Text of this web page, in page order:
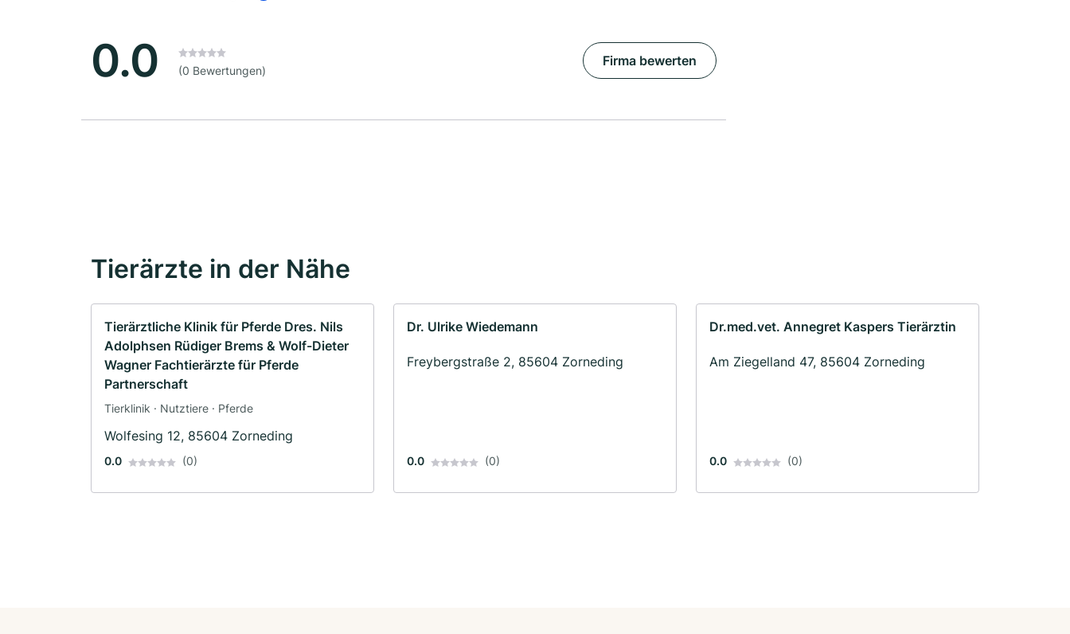
0.0 (0 Bewertungen)
Firma bewerten
Tierärzte in der Nähe
Tierärztliche Klinik für Pferde Dres. Nils
Adolphsen Rüdiger Brems & Wolf-Dieter
Wagner Fachtierärzte für Pferde
Partnerschaft
Tierklinik · Nutztiere · Pferde
Wolfesing 12, 85604 Zorneding
0.0 (0)
Dr. Ulrike Wiedemann
Freybergstraße 2, 85604 Zorneding
0.0 (0)
Dr.med.vet. Annegret Kaspers Tierärztin
Am Ziegelland 47, 85604 Zorneding
0.0 (0)